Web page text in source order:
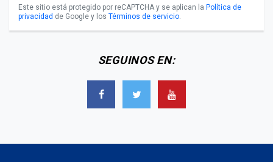
Este sitio está protegido por reCAPTCHA y se aplican la Política de
privacidad de Google y los Términos de servicio.
SEGUINOS EN: